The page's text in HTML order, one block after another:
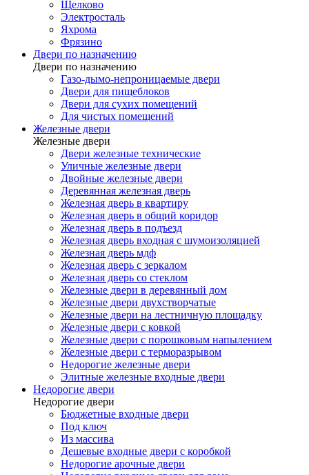
Щелково
Электросталь
Яхрома
Фрязино
Двери по назначению
Двери по назначению
Газо-дымо-непроницаемые двери
Двери для пищеблоков
Двери для сухих помещений
Для чистых помещений
Железные двери
Железные двери
Двери железные технические
Уличные железные двери
Двойные железные двери
Деревянная железная дверь
Железная дверь в квартиру
Железная дверь в общий коридор
Железная дверь в подъезд
Железная дверь входная с шумоизоляцией
Железная дверь мдф
Железная дверь с зеркалом
Железная дверь со стеклом
Железные двери в деревянный дом
Железные двери двухстворчатые
Железные двери на лестничную площадку
Железные двери с ковкой
Железные двери с порошковым напылением
Железные двери с терморазрывом
Недорогие железные двери
Элитные железные входные двери
Недорогие двери
Недорогие двери
Бюджетные входные двери
Под ключ
Из массива
Дешевые входные двери с коробкой
Недорогие арочные двери